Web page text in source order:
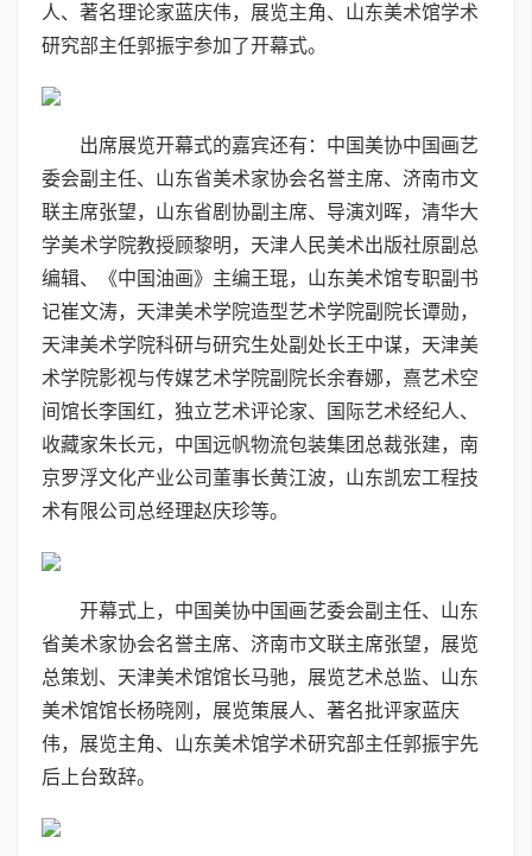
人、著名理论家蓝庆伟，展览主角、山东美术馆学术
研究部主任郭振宇参加了开幕式。
出席展览开幕式的嘉宾还有：中国美协中国画艺
委会副主任、山东省美术家协会名誉主席、济南市文
联主席张望，山东省剧协副主席、导演刘晖，清华大
学美术学院教授顾黎明，天津人民美术出版社原副总
编辑、《中国油画》主编王琨，山东美术馆专职副书
记崔文涛，天津美术学院造型艺术学院副院长谭勋，
天津美术学院科研与研究生处副处长王中谋，天津美
术学院影视与传媒艺术学院副院长余春娜，熹艺术空
间馆长李国红，独立艺术评论家、国际艺术经纪人、
收藏家朱长元，中国远帆物流包装集团总裁张建，南
京罗浮文化产业公司董事长黄江波，山东凯宏工程技
术有限公司总经理赵庆珍等。
开幕式上，中国美协中国画艺委会副主任、山东
省美术家协会名誉主席、济南市文联主席张望，展览
总策划、天津美术馆馆长马驰，展览艺术总监、山东
美术馆馆长杨晓刚，展览策展人、著名批评家蓝庆
伟，展览主角、山东美术馆学术研究部主任郭振宇先
后上台致辞。